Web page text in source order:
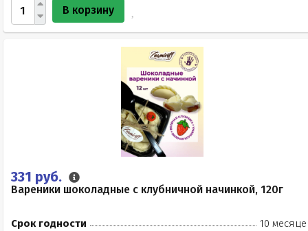
В корзину
331 руб.
Вареники шоколадные с клубничной начинкой, 120г
Срок годности
10